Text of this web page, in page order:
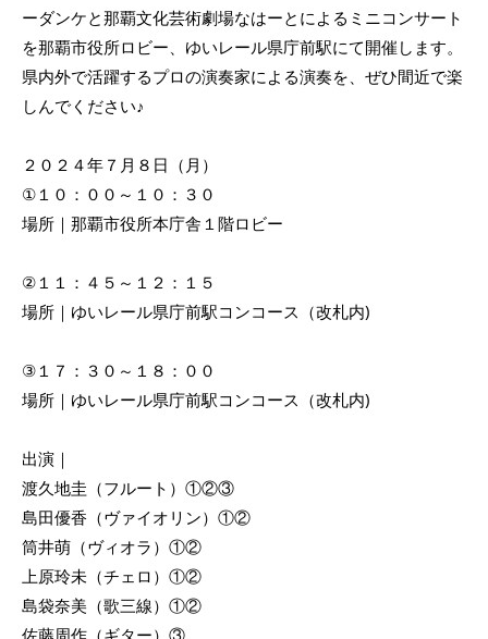
ーダンケと那覇文化芸術劇場なはーとによるミニコンサート
を那覇市役所ロビー、ゆいレール県庁前駅にて開催します。
県内外で活躍するプロの演奏家による演奏を、ぜひ間近で楽
しんでください♪
２０２４年７月８日（月）
①１０：００～１０：３０
場所｜那覇市役所本庁舎１階ロビー
②１１：４５～１２：１５
場所｜ゆいレール県庁前駅コンコース（改札内)
③１７：３０～１８：００
場所｜ゆいレール県庁前駅コンコース（改札内)
出演｜
渡久地圭（フルート）①②③
島田優香（ヴァイオリン）①②
筒井萌（ヴィオラ）①②
上原玲未（チェロ）①②
島袋奈美（歌三線）①②
佐藤周作（ギター）③